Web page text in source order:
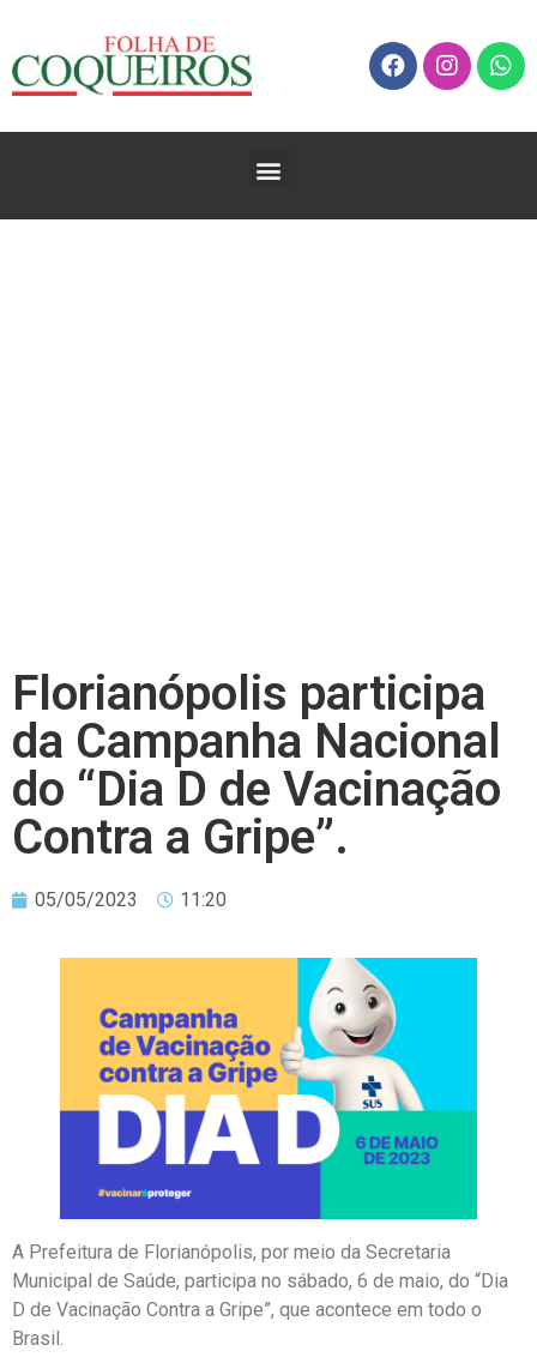
Florianópolis participa
da Campanha Nacional
do “Dia D de Vacinação
Contra a Gripe”.
05/05/2023 11:20
A Prefeitura de Florianópolis, por meio da Secretaria
Municipal de Saúde, participa no sábado, 6 de maio, do “Dia
D de Vacinação Contra a Gripe”, que acontece em todo o
Brasil.